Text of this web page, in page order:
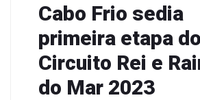
Cabo Frio sedia
primeira etapa do
Circuito Rei e
do Mar 2023